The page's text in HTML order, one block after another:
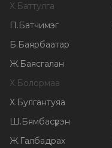
Х.Баттулга
П.Батчимэг
Б.Баярбаатар
Ж.Баясгалан
Х.Болормаа
Х.Булгантуяа
Ш.Бямбасүрэн
Ж.Галбадрах